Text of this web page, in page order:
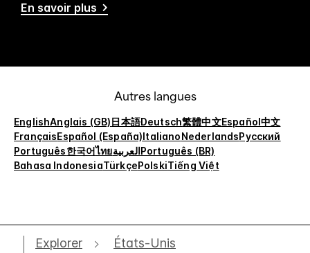
En savoir plus
Autres langues
EnglishAnglais (GB)日本語Deutsch繁體中文Español中文
FrançaisEspañol (España)ItalianoNederlandsРусский
Português한국어ไทยالعربيةPortuguês (BR)
Bahasa IndonesiaTürkçePolskiTiếng Việt
Explorer
États-Unis